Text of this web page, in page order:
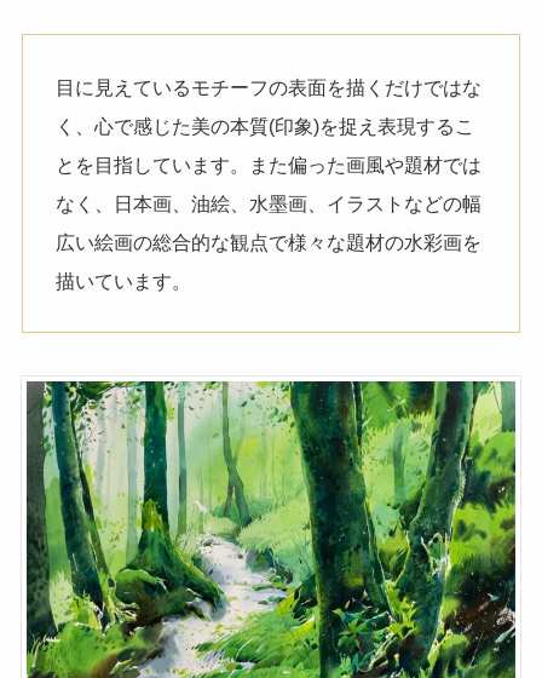
目に見えているモチーフの表面を描くだけではな
く、心で感じた美の本質(印象)を捉え表現するこ
とを目指しています。また偏った画風や題材では
なく、日本画、油絵、水墨画、イラストなどの幅
広い絵画の総合的な観点で様々な題材の水彩画を
描いています。